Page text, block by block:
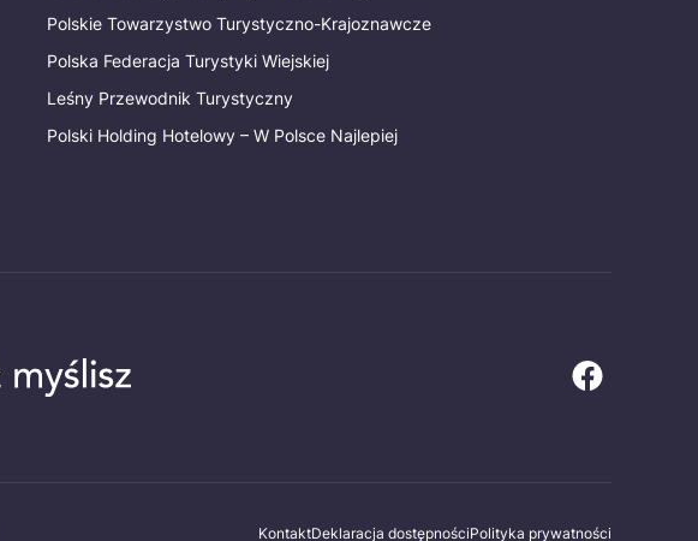
Polskie Towarzystwo Turystyczno-Krajoznawcze
Polska Federacja Turystyki Wiejskiej
Leśny Przewodnik Turystyczny
Polski Holding Hotelowy – W Polsce Najlepiej
KontaktDeklaracja dostępnościPolityka prywatności